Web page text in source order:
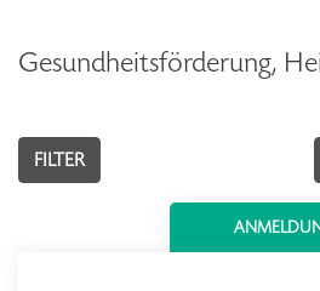
Gesundheitsförderung,
FILTER